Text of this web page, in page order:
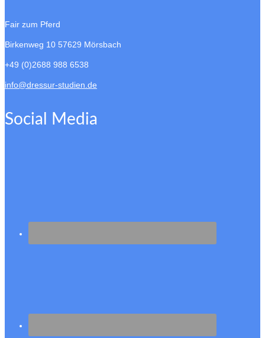
Fair zum Pferd
Birkenweg 10 57629 Mörsbach
+49 (0)2688 988 6538
info@dressur-studien.de
Social Media